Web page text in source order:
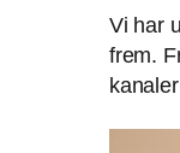
Vi har
frem.